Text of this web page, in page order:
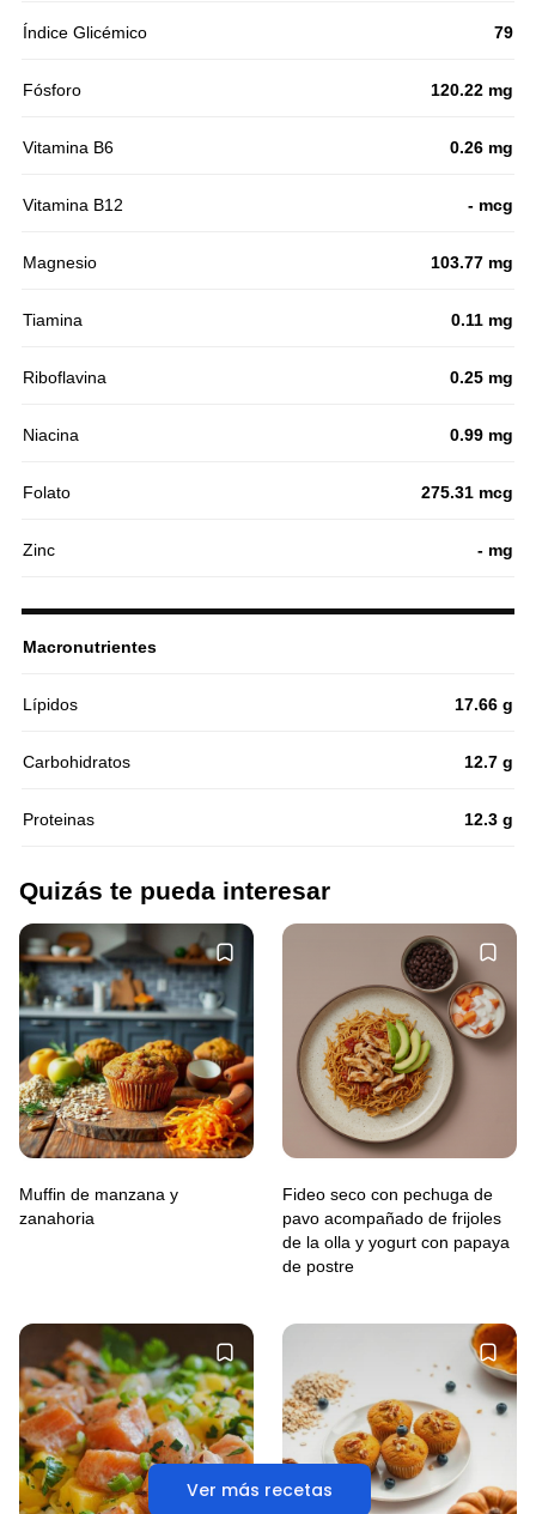
Índice Glicémico 79
Fósforo 120.22 mg
Vitamina B6 0.26 mg
Vitamina B12 - mcg
Magnesio 103.77 mg
Tiamina 0.11 mg
Riboflavina 0.25 mg
Niacina 0.99 mg
Folato 275.31 mcg
Zinc - mg
Macronutrientes
Lípidos 17.66 g
Carbohidratos 12.7 g
Proteinas 12.3 g
Quizás te pueda interesar
Ver más recetas
Muffin de manzana y
zanahoria
Fideo seco con pechuga de
pavo acompañado de frijoles
de la olla y yogurt con papaya
de postre